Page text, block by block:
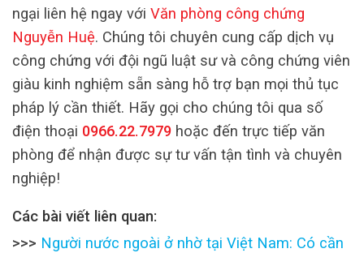
ngại liên hệ ngay với Văn phòng công chứng
Nguyễn Huệ. Chúng tôi chuyên cung cấp dịch vụ
công chứng với đội ngũ luật sư và công chứng viên
giàu kinh nghiệm sẵn sàng hỗ trợ bạn mọi thủ tục
pháp lý cần thiết. Hãy gọi cho chúng tôi qua số
điện thoại 0966.22.7979 hoặc đến trực tiếp văn
phòng để nhận được sự tư vấn tận tình và chuyên
nghiệp!
Các bài viết liên quan:
>>> Người nước ngoài ở nhờ tại Việt Nam: Có cần